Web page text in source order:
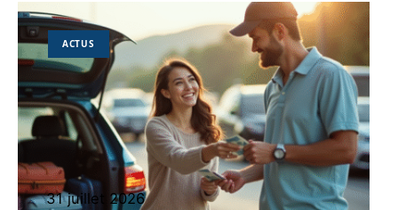
ACTUS
31 juillet 2026